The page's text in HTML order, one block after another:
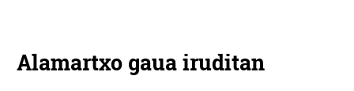
Alamartxo gaua iruditan